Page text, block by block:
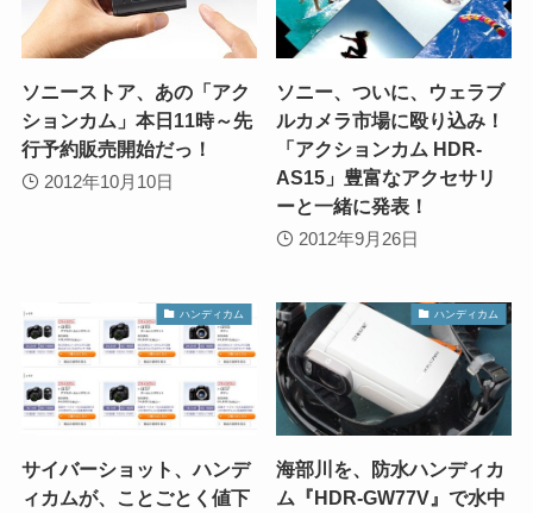
ソニーストア、あの「アク
ションカム」本日11時～先
行予約販売開始だっ！
2012年10月10日
ソニー、ついに、ウェラブ
ルカメラ市場に殴り込み！
「アクションカム HDR-
AS15」豊富なアクセサリ
ーと一緒に発表！
2012年9月26日
ハンディカム
サイバーショット、ハンデ
ィカムが、ことごとく値下
ハンディカム
海部川を、防水ハンディカ
ム『HDR-GW77V』で水中